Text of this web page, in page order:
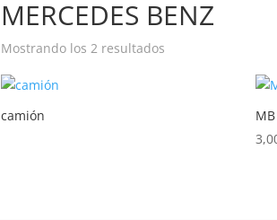
MERCEDES BENZ
Mostrando los 2 resultados
camión